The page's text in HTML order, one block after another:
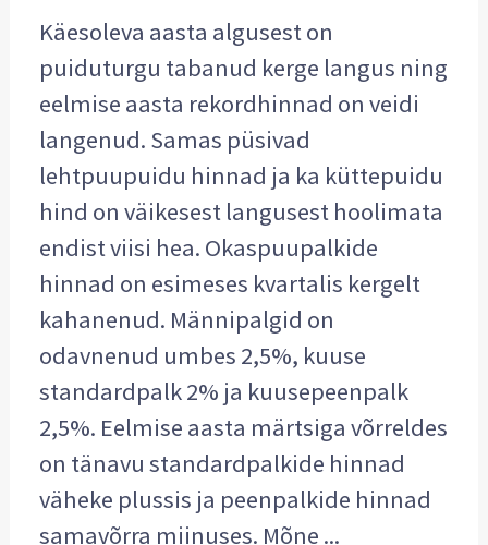
Käesoleva aasta algusest on
puiduturgu tabanud kerge langus ning
eelmise aasta rekordhinnad on veidi
langenud. Samas püsivad
lehtpuupuidu hinnad ja ka küttepuidu
hind on väikesest langusest hoolimata
endist viisi hea. Okaspuupalkide
hinnad on esimeses kvartalis kergelt
kahanenud. Männipalgid on
odavnenud umbes 2,5%, kuuse
standardpalk 2% ja kuusepeenpalk
2,5%. Eelmise aasta märtsiga võrreldes
on tänavu standardpalkide hinnad
väheke plussis ja peenpalkide hinnad
samavõrra miinuses. Mõne ...